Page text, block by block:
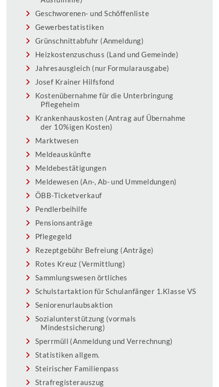
Geschworenen- und Schöffenliste
Gewerbestatistiken
Grünschnittabfuhr (Anmeldung)
Heizkostenzuschuss (Land und Gemeinde)
Jahresausgleich (nur Formularausgabe)
Josef Krainer Hilfsfond
Kostenübernahme für die Unterbringung
Pflegeheim
Krankenhauskosten (Antrag auf Übernahme
der 10%igen Kosten)
Marktwesen
Meldeauskünfte
Meldebestätigungen
Meldewesen (An-, Ab- und Ummeldungen)
ÖBB-Ticketverkauf
Pendlerbeihilfe
Pensionsanträge
Pflegegeld
Rezeptgebühr Befreiung (Anträge)
Rotes Kreuz (Vermittlung)
Sammlungswesen örtliches
Schulstartaktion für Schulanfänger 1.Klasse VS
Seniorenurlaubsaktion
Sozialunterstützung (vormals
Mindestsicherung)
Sperrmüll (Anmeldung und Verrechnung)
Statistiken allgem.
Steirischer Familienpass
Strafregisterauszug